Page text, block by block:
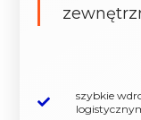
szybkie